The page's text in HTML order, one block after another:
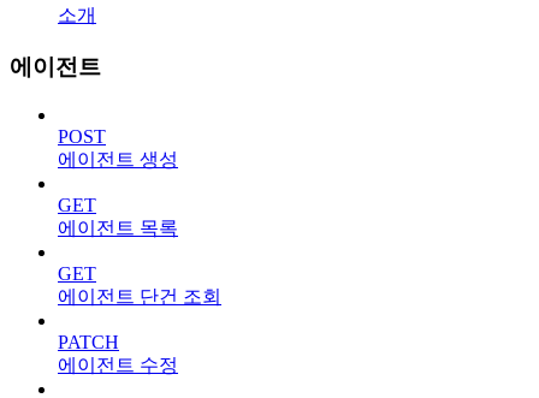
소개
에이전트
POST
에이전트 생성
GET
에이전트 목록
GET
에이전트 단건 조회
PATCH
에이전트 수정